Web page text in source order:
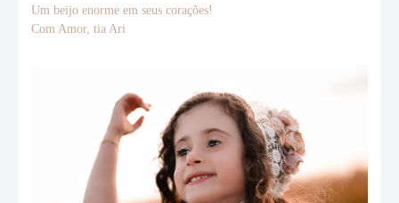
Um beijo enorme em seus corações!
Com Amor, tia Ari